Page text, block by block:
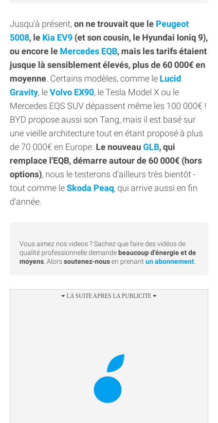
Jusqu'à présent,on ne trouvait que le Peugeot
5008, le Kia EV9 (et son cousin, le Hyundai Ioniq 9),
ou encore le Mercedes EQB, mais les tarifs étaient
jusque là sensiblement élevés, plus de 60 000€ en
moyenne. Certains modèles, comme le Lucid
Gravity, leVolvo EX90, le Tesla Model X ou le
Mercedes EQS SUV dépassent même les 100 000€ !
BYD propose aussi son Tang, mais il est basé sur
une vieille architecture tout en étant proposé à plus
de 70 000€ en Europe. Le nouveau GLB, qui
remplace l'EQB, démarre autour de 60 000€ (hors
options), nous le testerons d'ailleurs très bientôt -
tout comme leSkoda Peaq, qui arrive aussi en fin
d'année.
Vous aimez nos videos ? Sachez que faire des vidéos de
qualité professionnelle demande beaucoup d'énergie et de
moyens. Alorssoutenez-nousen prenant un abonnement.